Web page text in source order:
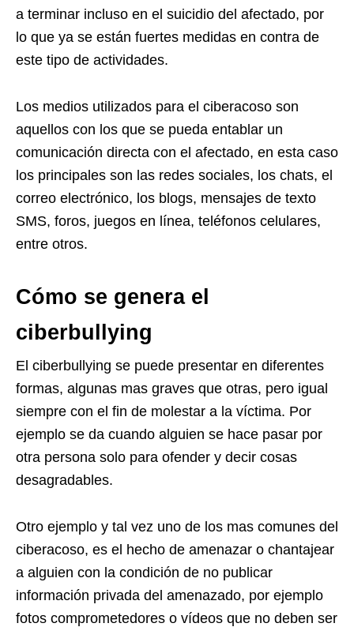
a terminar incluso en el suicidio del afectado, por
lo que ya se están fuertes medidas en contra de
este tipo de actividades.
Los medios utilizados para el ciberacoso son
aquellos con los que se pueda entablar un
comunicación directa con el afectado, en esta caso
los principales son las redes sociales, los chats, el
correo electrónico, los blogs, mensajes de texto
SMS, foros, juegos en línea, teléfonos celulares,
entre otros.
Cómo se genera el
ciberbullying
El ciberbullying se puede presentar en diferentes
formas, algunas mas graves que otras, pero igual
siempre con el fin de molestar a la víctima. Por
ejemplo se da cuando alguien se hace pasar por
otra persona solo para ofender y decir cosas
desagradables.
Otro ejemplo y tal vez uno de los mas comunes del
ciberacoso, es el hecho de amenazar o chantajear
a alguien con la condición de no publicar
información privada del amenazado, por ejemplo
fotos comprometedores o vídeos que no deben ser